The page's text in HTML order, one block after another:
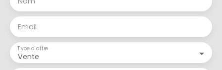
Email
Vente
Type d'offre